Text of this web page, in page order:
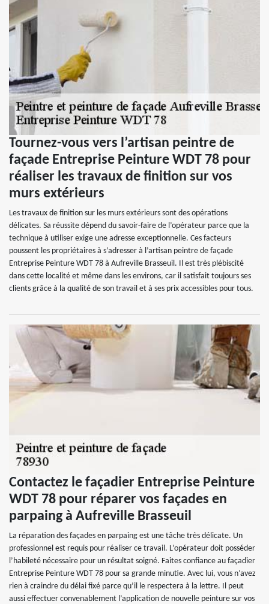
Tournez-vous vers l’artisan peintre de
façade Entreprise Peinture WDT 78 pour
réaliser les travaux de finition sur vos
murs extérieurs
Les travaux de finition sur les murs extérieurs sont des opérations
délicates. Sa réussite dépend du savoir-faire de l’opérateur parce que la
technique à utiliser exige une adresse exceptionnelle. Ces facteurs
poussent les propriétaires à s’adresser à l’artisan peintre de façade
Entreprise Peinture WDT 78 à Aufreville Brasseuil. Il est très plébiscité
dans cette localité et même dans les environs, car il satisfait toujours ses
clients grâce à la qualité de son travail et à ses prix accessibles pour tous.
Contactez le façadier Entreprise Peinture
WDT 78 pour réparer vos façades en
parpaing à Aufreville Brasseuil
La réparation des façades en parpaing est une tâche très délicate. Un
professionnel est requis pour réaliser ce travail. L’opérateur doit posséder
l’habileté nécessaire pour un résultat soigné. Faites confiance au façadier
Entreprise Peinture WDT 78 pour sa grande minutie. Avec lui, vous n’avez
rien à craindre du délai fixé parce qu’il le respectera à la lettre. Il peut
aussi effectuer convenablement l’application de nouvelle peinture sur vos